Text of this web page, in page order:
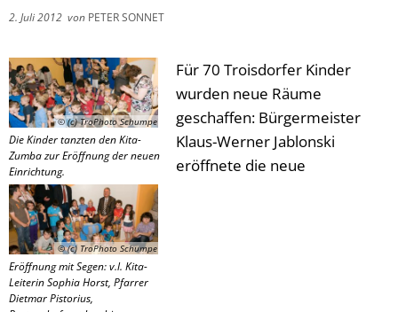
2. Juli 2012 von PETER SONNET
© (c) TroPhoto Schumpe
Die Kinder tanzten den Kita-
Zumba zur Eröffnung der neuen
Einrichtung.
© (c) TroPhoto Schumpe
Eröffnung mit Segen: v.l. Kita-
Leiterin Sophia Horst, Pfarrer
Dietmar Pistorius,
Für 70 Troisdorfer Kinder
wurden neue Räume
geschaffen: Bürgermeister
Klaus-Werner Jablonski
eröffnete die neue